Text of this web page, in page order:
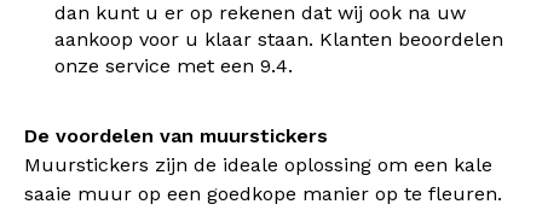
dan kunt u er op rekenen dat wij ook na uw
aankoop voor u klaar staan. Klanten beoordelen
onze service met een 9.4.
De voordelen van muurstickers
Muurstickers zijn de ideale oplossing om een kale
saaie muur op een goedkope manier op te fleuren.